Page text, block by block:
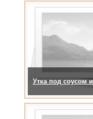
Утка под соусом